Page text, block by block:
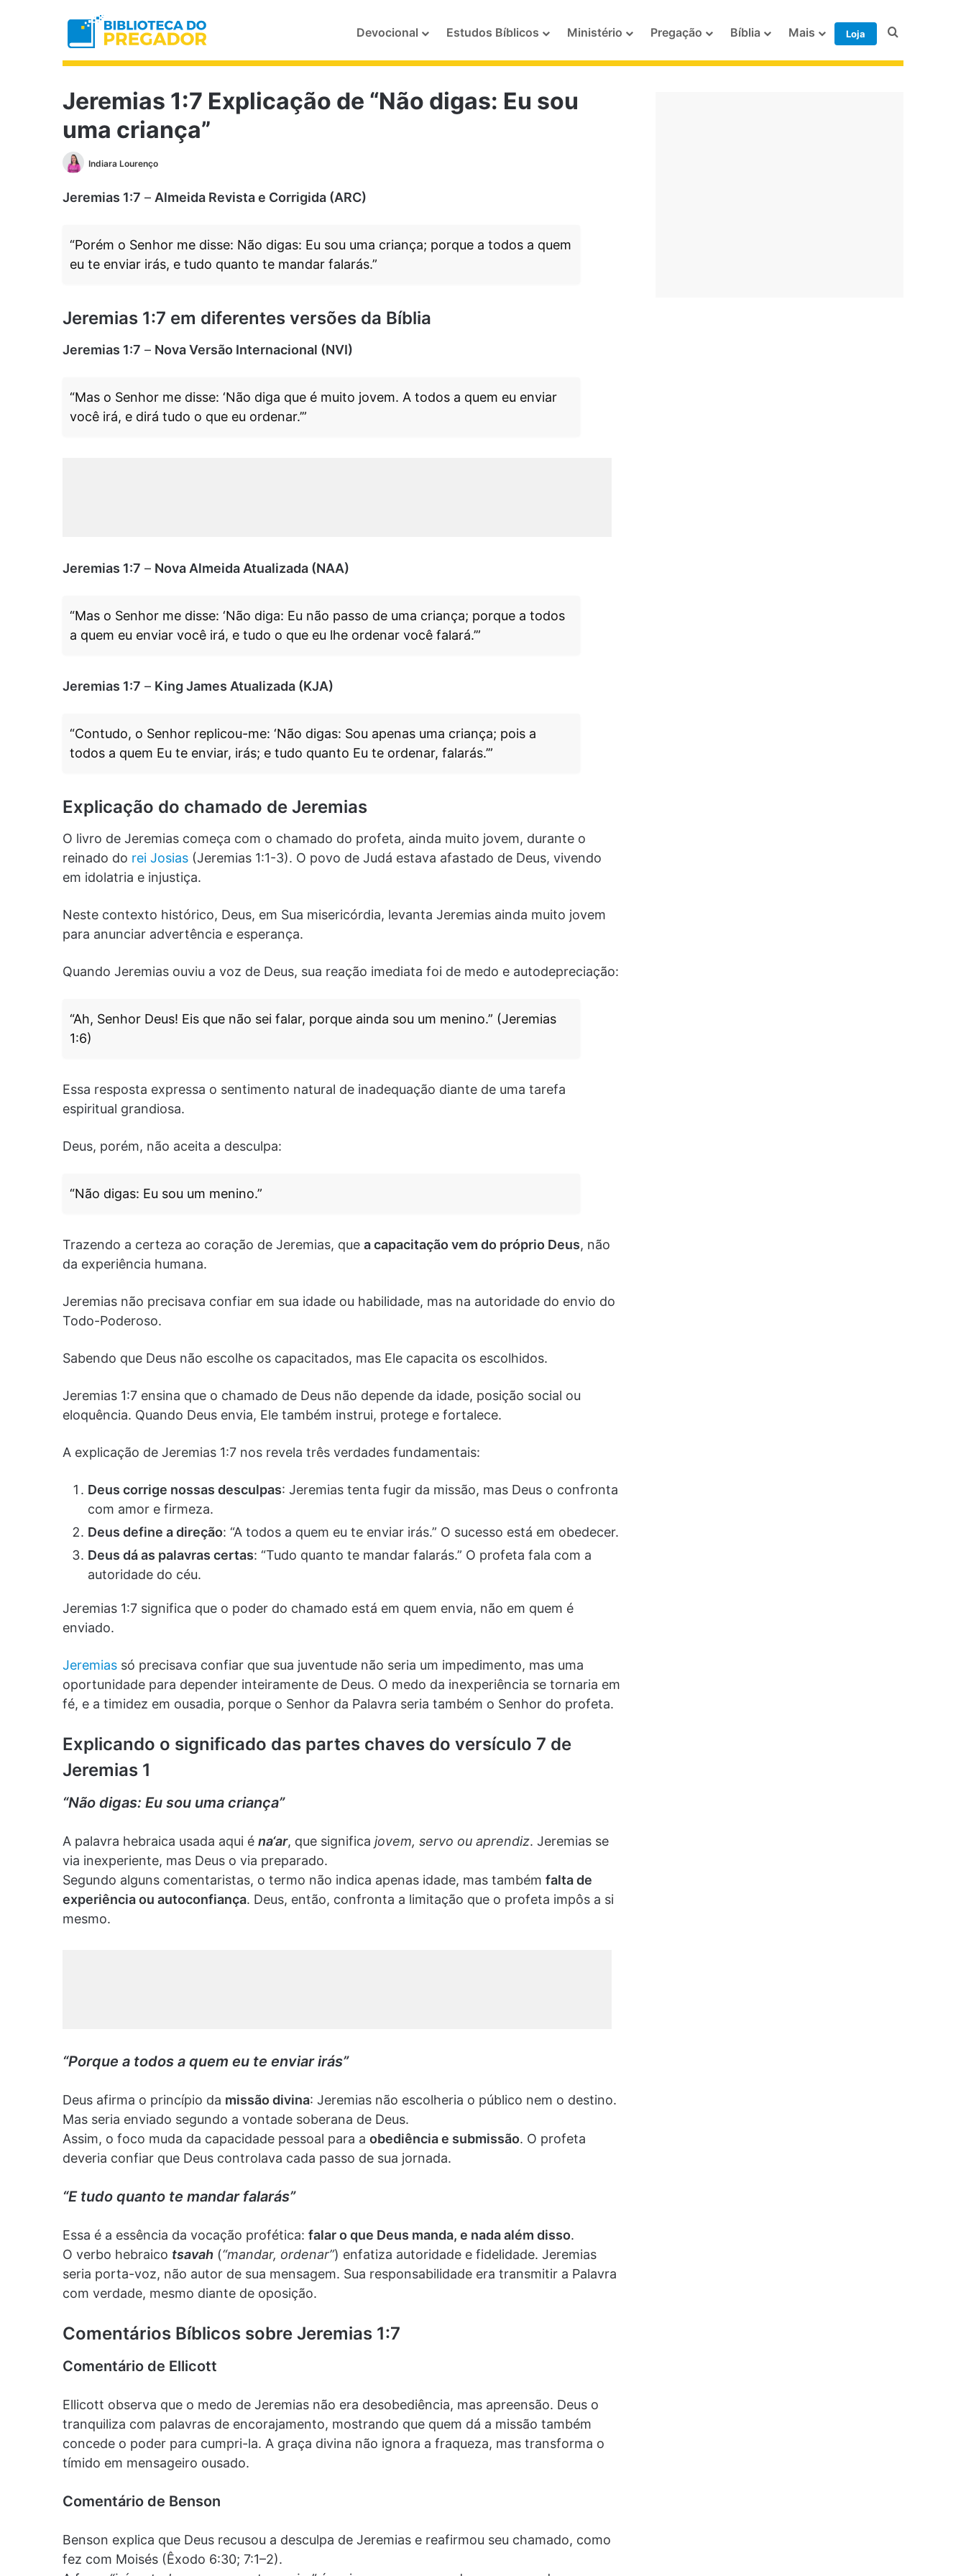
Devocional Estudos Bíblicos Ministério Pregação Bíblia Mais Loja Procurar por
Jeremias 1:7 Explicação de “Não digas: Eu sou
uma criança”
Indiara Lourenço
Jeremias 1:7 – Almeida Revista e Corrigida (ARC)
“Porém o Senhor me disse: Não digas: Eu sou uma criança; porque a todos a quem
eu te enviar irás, e tudo quanto te mandar falarás.”
Jeremias 1:7 em diferentes versões da Bíblia
Jeremias 1:7 – Nova Versão Internacional (NVI)
“Mas o Senhor me disse: ‘Não diga que é muito jovem. A todos a quem eu enviar
você irá, e dirá tudo o que eu ordenar.’”
Jeremias 1:7 – Nova Almeida Atualizada (NAA)
“Mas o Senhor me disse: ‘Não diga: Eu não passo de uma criança; porque a todos
a quem eu enviar você irá, e tudo o que eu lhe ordenar você falará.’”
Jeremias 1:7 – King James Atualizada (KJA)
“Contudo, o Senhor replicou-me: ‘Não digas: Sou apenas uma criança; pois a
todos a quem Eu te enviar, irás; e tudo quanto Eu te ordenar, falarás.’”
Explicação do chamado de Jeremias
O livro de Jeremias começa com o chamado do profeta, ainda muito jovem, durante o
reinado do rei Josias (Jeremias 1:1-3). O povo de Judá estava afastado de Deus, vivendo
em idolatria e injustiça.
Neste contexto histórico, Deus, em Sua misericórdia, levanta Jeremias ainda muito jovem
para anunciar advertência e esperança.
Quando Jeremias ouviu a voz de Deus, sua reação imediata foi de medo e autodepreciação:
“Ah, Senhor Deus! Eis que não sei falar, porque ainda sou um menino.” (Jeremias
1:6)
Essa resposta expressa o sentimento natural de inadequação diante de uma tarefa
espiritual grandiosa.
Deus, porém, não aceita a desculpa:
“Não digas: Eu sou um menino.”
Trazendo a certeza ao coração de Jeremias, que a capacitação vem do próprio Deus, não
da experiência humana.
Jeremias não precisava confiar em sua idade ou habilidade, mas na autoridade do envio do
Todo-Poderoso.
Sabendo que Deus não escolhe os capacitados, mas Ele capacita os escolhidos.
Jeremias 1:7 ensina que o chamado de Deus não depende da idade, posição social ou
eloquência. Quando Deus envia, Ele também instrui, protege e fortalece.
A explicação de Jeremias 1:7 nos revela três verdades fundamentais:
Deus corrige nossas desculpas: Jeremias tenta fugir da missão, mas Deus o confronta
com amor e firmeza.
Deus define a direção: “A todos a quem eu te enviar irás.” O sucesso está em obedecer.
Deus dá as palavras certas: “Tudo quanto te mandar falarás.” O profeta fala com a
autoridade do céu.
Jeremias 1:7 significa que o poder do chamado está em quem envia, não em quem é
enviado.
Jeremias só precisava confiar que sua juventude não seria um impedimento, mas uma
oportunidade para depender inteiramente de Deus. O medo da inexperiência se tornaria em
fé, e a timidez em ousadia, porque o Senhor da Palavra seria também o Senhor do profeta.
Explicando o significado das partes chaves do versículo 7 de
Jeremias 1
“Não digas: Eu sou uma criança”
A palavra hebraica usada aqui é na‘ar, que significa jovem, servo ou aprendiz. Jeremias se
via inexperiente, mas Deus o via preparado.
Segundo alguns comentaristas, o termo não indica apenas idade, mas também falta de
experiência ou autoconfiança. Deus, então, confronta a limitação que o profeta impôs a si
mesmo.
“Porque a todos a quem eu te enviar irás”
Deus afirma o princípio da missão divina: Jeremias não escolheria o público nem o destino.
Mas seria enviado segundo a vontade soberana de Deus.
Assim, o foco muda da capacidade pessoal para a obediência e submissão. O profeta
deveria confiar que Deus controlava cada passo de sua jornada.
“E tudo quanto te mandar falarás”
Essa é a essência da vocação profética: falar o que Deus manda, e nada além disso.
O verbo hebraico tsavah (“mandar, ordenar”) enfatiza autoridade e fidelidade. Jeremias
seria porta-voz, não autor de sua mensagem. Sua responsabilidade era transmitir a Palavra
com verdade, mesmo diante de oposição.
Comentários Bíblicos sobre Jeremias 1:7
Comentário de Ellicott
Ellicott observa que o medo de Jeremias não era desobediência, mas apreensão. Deus o
tranquiliza com palavras de encorajamento, mostrando que quem dá a missão também
concede o poder para cumpri-la. A graça divina não ignora a fraqueza, mas transforma o
tímido em mensageiro ousado.
Comentário de Benson
Benson explica que Deus recusou a desculpa de Jeremias e reafirmou seu chamado, como
fez com Moisés (Êxodo 6:30; 7:1–2).